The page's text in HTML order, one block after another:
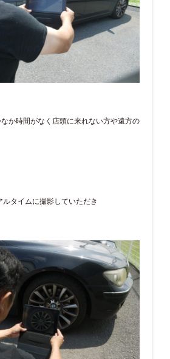
か時間がなく店頭に来れない方や遠方の
ルタイムに撮影していただき